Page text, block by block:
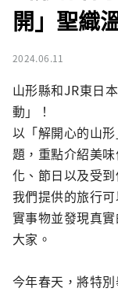
開」聖織
2024.06.11
山形縣和JR東日
動」！
以「解開心的山
題，重點介紹美
化、節日以及受
我們提供的旅行
實事物並發現真
大家。
今年春天，將特